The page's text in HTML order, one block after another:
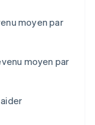
moyen par
moyen par